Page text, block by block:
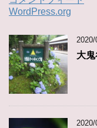
WordPress.org
大